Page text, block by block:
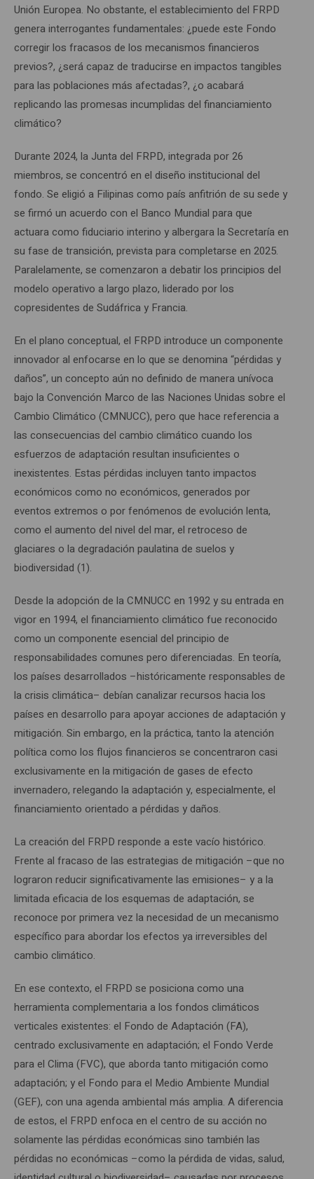
Unión Europea. No obstante, el establecimiento del FRPD
genera interrogantes fundamentales: ¿puede este Fondo
corregir los fracasos de los mecanismos financieros
previos?, ¿será capaz de traducirse en impactos tangibles
para las poblaciones más afectadas?, ¿o acabará
replicando las promesas incumplidas del financiamiento
climático?
Durante 2024, la Junta del FRPD, integrada por 26
miembros, se concentró en el diseño institucional del
fondo. Se eligió a Filipinas como país anfitrión de su sede y
se firmó un acuerdo con el Banco Mundial para que
actuara como fiduciario interino y albergara la Secretaría en
su fase de transición, prevista para completarse en 2025.
Paralelamente, se comenzaron a debatir los principios del
modelo operativo a largo plazo, liderado por los
copresidentes de Sudáfrica y Francia.
En el plano conceptual, el FRPD introduce un componente
innovador al enfocarse en lo que se denomina “pérdidas y
daños”, un concepto aún no definido de manera unívoca
bajo la Convención Marco de las Naciones Unidas sobre el
Cambio Climático (CMNUCC), pero que hace referencia a
las consecuencias del cambio climático cuando los
esfuerzos de adaptación resultan insuficientes o
inexistentes. Estas pérdidas incluyen tanto impactos
económicos como no económicos, generados por
eventos extremos o por fenómenos de evolución lenta,
como el aumento del nivel del mar, el retroceso de
glaciares o la degradación paulatina de suelos y
biodiversidad (1).
Desde la adopción de la CMNUCC en 1992 y su entrada en
vigor en 1994, el financiamiento climático fue reconocido
como un componente esencial del principio de
responsabilidades comunes pero diferenciadas. En teoría,
los países desarrollados –históricamente responsables de
la crisis climática– debían canalizar recursos hacia los
países en desarrollo para apoyar acciones de adaptación y
mitigación. Sin embargo, en la práctica, tanto la atención
política como los flujos financieros se concentraron casi
exclusivamente en la mitigación de gases de efecto
invernadero, relegando la adaptación y, especialmente, el
financiamiento orientado a pérdidas y daños.
La creación del FRPD responde a este vacío histórico.
Frente al fracaso de las estrategias de mitigación –que no
lograron reducir significativamente las emisiones– y a la
limitada eficacia de los esquemas de adaptación, se
reconoce por primera vez la necesidad de un mecanismo
específico para abordar los efectos ya irreversibles del
cambio climático.
En ese contexto, el FRPD se posiciona como una
herramienta complementaria a los fondos climáticos
verticales existentes: el Fondo de Adaptación (FA),
centrado exclusivamente en adaptación; el Fondo Verde
para el Clima (FVC), que aborda tanto mitigación como
adaptación; y el Fondo para el Medio Ambiente Mundial
(GEF), con una agenda ambiental más amplia. A diferencia
de estos, el FRPD enfoca en el centro de su acción no
solamente las pérdidas económicas sino también las
pérdidas no económicas –como la pérdida de vidas, salud,